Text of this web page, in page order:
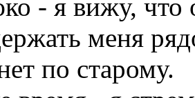
- я вижу, что
меня
по старому.